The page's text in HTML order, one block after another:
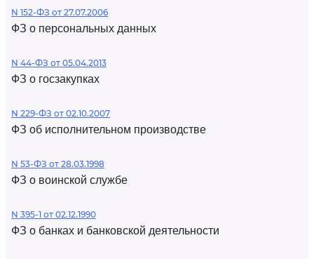
N 152-ФЗ от 27.07.2006
ФЗ о персональных данных
N 44-ФЗ от 05.04.2013
ФЗ о госзакупках
N 229-ФЗ от 02.10.2007
ФЗ об исполнительном производстве
N 53-ФЗ от 28.03.1998
ФЗ о воинской службе
N 395-1 от 02.12.1990
ФЗ о банках и банковской деятельности